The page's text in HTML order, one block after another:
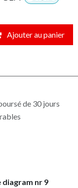
Ajouter au panier
de 30 jours
diagram nr 9